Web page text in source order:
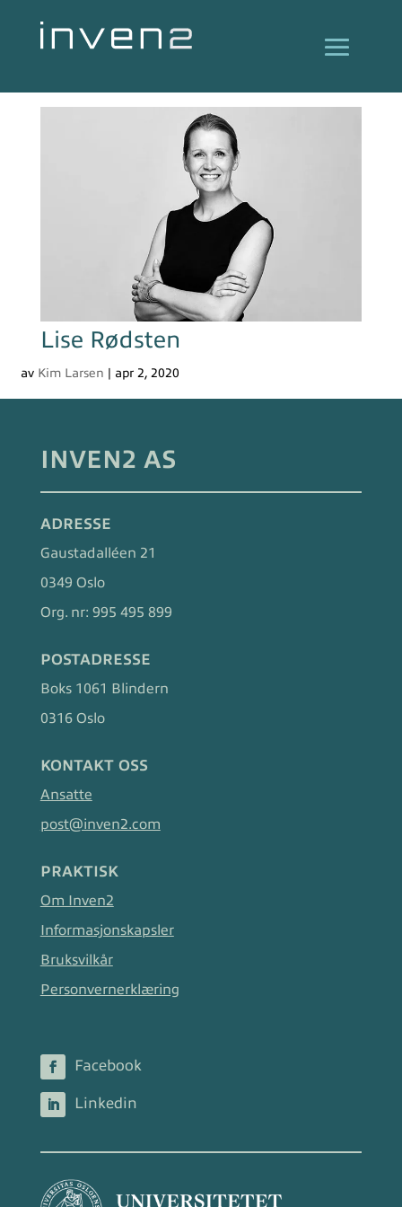
Lise Rødsten
av Kim Larsen apr 2, 2020
INVEN2 AS
ADRESSE
Gaustadalléen 21
0349 Oslo
Org. nr: 995 495 899
POSTADRESSE
Boks 1061 Blindern
0316 Oslo
KONTAKT OSS
Ansatte
post@inven2.com
PRAKTISK
Om Inven2
Informasjonskapsler
Bruksvilkår
Personvernerklæring